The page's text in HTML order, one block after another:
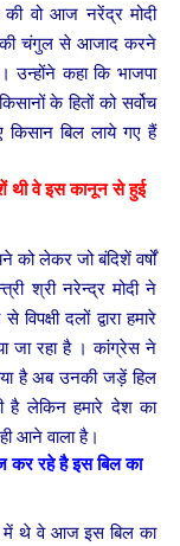
की वो आज नरेंद्र मोदी
की चंगुल से आजाद करने
उन्होंने कहा कि भाजपा
के हितों को सर्वोच
किसान बिल लाये गए हैं
थी वे इस कानून से हुई
को लेकर जो बंदिशें वर्षों
श्री नरेन्द्र मोदी ने
दलों द्वारा हमारे
जा रहा है । कांग्रेस ने
है अब उनकी जड़ें हिल
है लेकिन हमारे देश का
आने वाला है।
कर रहे है इस बिल का
में थे वे आज इस बिल का